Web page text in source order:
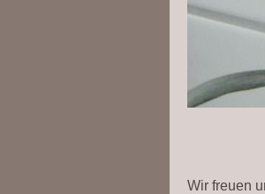
Wir freuen